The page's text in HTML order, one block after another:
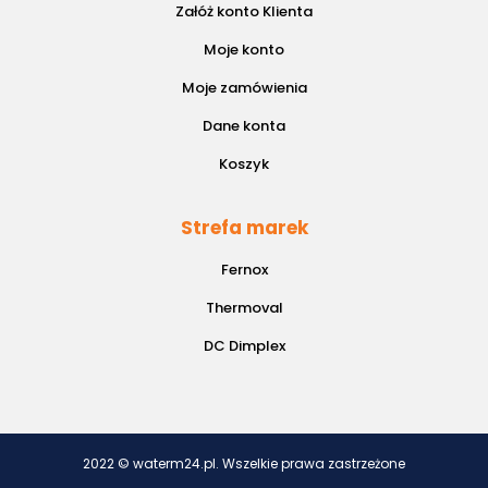
Załóż konto Klienta
Moje konto
Moje zamówienia
Dane konta
Koszyk
Strefa marek
Fernox
Thermoval
DC Dimplex
2022 © waterm24.pl. Wszelkie prawa zastrzeżone